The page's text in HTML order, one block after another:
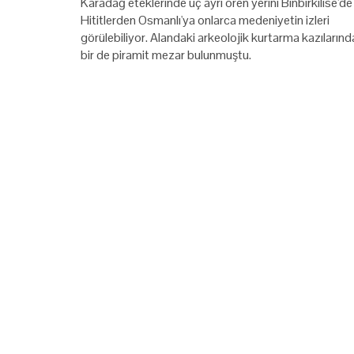
Hititlerden Osmanlı'ya onlarca medeniyetin izleri
görülebiliyor. Alandaki arkeolojik kurtarma
bir de piramit mezar bulunmuştu.